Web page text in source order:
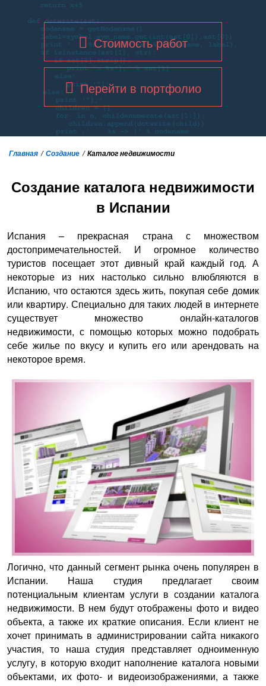
Стоимость работ
Перейти в портфолио
Главная Создание Каталог недвижимости
Создание каталога недвижимости
в Испании
Испания – прекрасная страна с множеством
достопримечательностей. И огромное количество
туристов посещает этот дивный край каждый год. А
некоторые из них настолько сильно влюбляются в
Испанию, что остаются здесь жить, покупая себе домик
или квартиру. Специально для таких людей в интернете
существует множество онлайн-каталогов
недвижимости, с помощью которых можно подобрать
себе жилье по вкусу и купить его или арендовать на
некоторое время.
Логично, что данный сегмент рынка очень популярен в
Испании. Наша студия предлагает своим
потенциальным клиентам услуги в создании каталога
недвижимости. В нем будут отображены фото и видео
объекта, а также их краткие описания. Если клиент не
хочет принимать в администрировании сайта никакого
участия, то наша студия представляет одноименную
услугу, в которую входит наполнение каталога новыми
объектами, их фото- и видеоизображениями, а также